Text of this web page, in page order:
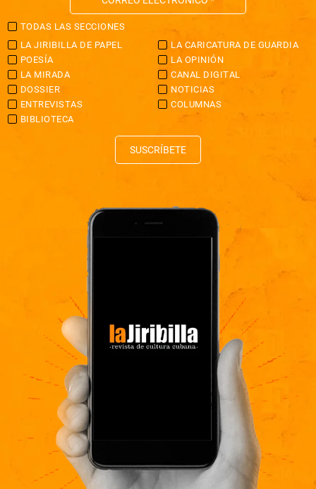
TODAS LAS SECCIONES
LA JIRIBILLA DE PAPEL
LA CARICATURA DE GUARDIA
POESÍA
LA OPINIÓN
LA MIRADA
CANAL DIGITAL
DOSSIER
NOTICIAS
ENTREVISTAS
COLUMNAS
BIBLIOTECA
SUSCRÍBETE